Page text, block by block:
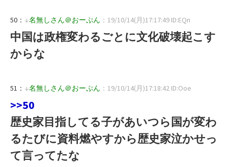
50： ↓名無しさん＠おーぷん ：19/10/14(月)17:17:49 ID:EQn
中国は政権変わるごとに文化破壊起こす
からな
51： ↓名無しさん＠おーぷん ：19/10/14(月)17:18:42 ID:Ooe
>>50
歴史家目指してる子があいつら国が変わ
るたびに資料燃やすから歴史家泣かせっ
て言ってたな